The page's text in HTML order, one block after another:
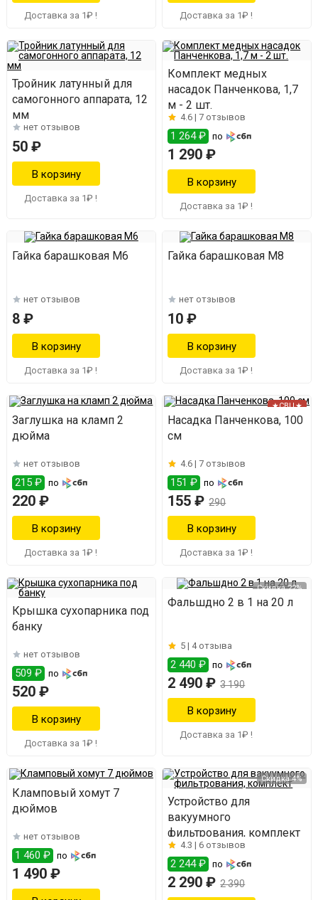
Доставка за 1₽ ! Доставка за 1₽ !
Тройник латунный для
самогонного аппарата, 12
мм
нет отзывов
50 ₽
Доставка за 1₽ !
Комплект медных
насадок Панченкова, 1,7
м - 2 шт.
4.6 |7 отзывов
1 264 ₽ по
1 290 ₽
Доставка за 1₽ !
Гайка барашковая М6
нет отзывов
8 ₽
Доставка за 1₽ !
Гайка барашковая М8
нет отзывов
10 ₽
Доставка за 1₽ !
Заглушка на кламп 2
дюйма
нет отзывов
215 ₽ по
220 ₽
Доставка за 1₽ !
★СВЦ★
Насадка Панченкова, 100
см
4.6 |7 отзывов
151 ₽ по
155 ₽ 290
Доставка за 1₽ !
Крышка сухопарника под
банку
нет отзывов
509 ₽ по
520 ₽
Доставка за 1₽ !
Скидка 22%
Фальшдно 2 в 1 на 20 л
5 | 4 отзыва
2 440 ₽ по
2 490 ₽ 3 190
Доставка за 1₽ !
Кламповый хомут 7
дюймов
нет отзывов
1 460 ₽ по
1 490 ₽
Скидка 4%
Устройство для
вакуумного
фильтрования, комплект
4.3 |6 отзывов
2 244 ₽ по
2 290 ₽ 2 390